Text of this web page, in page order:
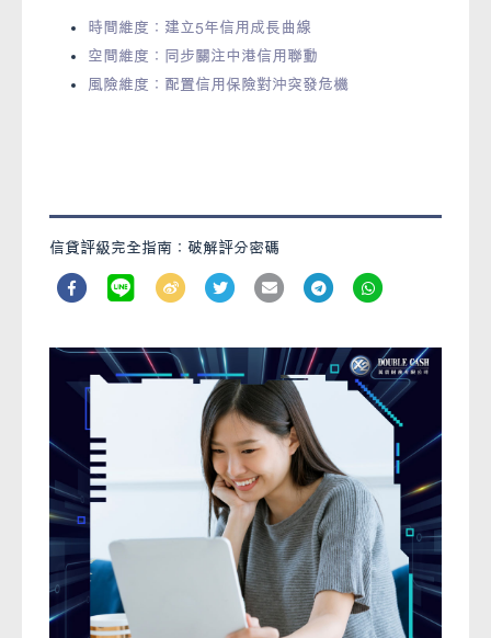
時間維度：建立5年信用成長曲線
空間維度：同步關注中港信用聯動
風險維度：配置信用保險對沖突發危機
信貸評級完全指南：破解評分密碼